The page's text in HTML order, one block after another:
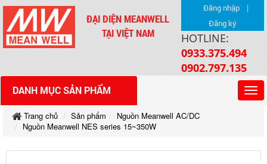
ĐẠI DIỆN MEANWELL
TẠI VIỆT NAM
Đăng nhập |
Đăng ký
HOTLINE:
0933.375.494
0902.797.135
DANH MỤC SẢN PHẨM
Trang chủ Sản phẩm
Nguồn Meanwell AC/DC
Nguồn Meanwell NES series 15~350W